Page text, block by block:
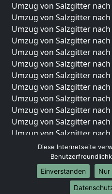
Umzug von Salzgitter
Umzug von Salzgitter
Umzug von Salzgitter nach
Umzug von Salzgitter
Umzug von Salzgitter nach
Umzug von Salzgitter
Umzug von Salzgitter
Umzug von Salzgitter
Umzug von Salzgitter
Umzug von Salzgitter
Umzug von Salzgitter
Umzug von Salzgitter
Umzug von Salzgitter
Umzug von Salzgitter
Umzug von Salzgitter
Internationale-
Diese Internetseite
Einverstanden
Nur